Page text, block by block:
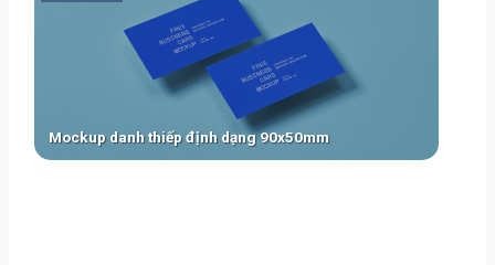
Mockup danh thiếp định dạng 90x50mm